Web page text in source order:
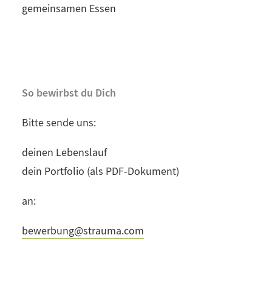
gemeinsamen Essen
So bewirbst du Dich
Bitte sende uns:
deinen Lebenslauf
dein Portfolio (als PDF-Dokument)
an:
bewerbung@strauma.com